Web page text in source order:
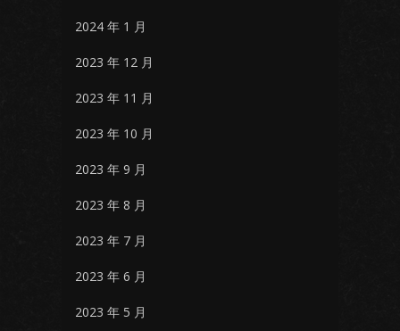
2024 年 1 月
2023 年 12 月
2023 年 11 月
2023 年 10 月
2023 年 9 月
2023 年 8 月
2023 年 7 月
2023 年 6 月
2023 年 5 月